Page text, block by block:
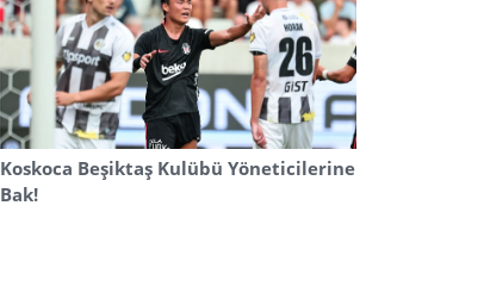
Koskoca Beşiktaş Kulübü Yöneticilerine
Bak!